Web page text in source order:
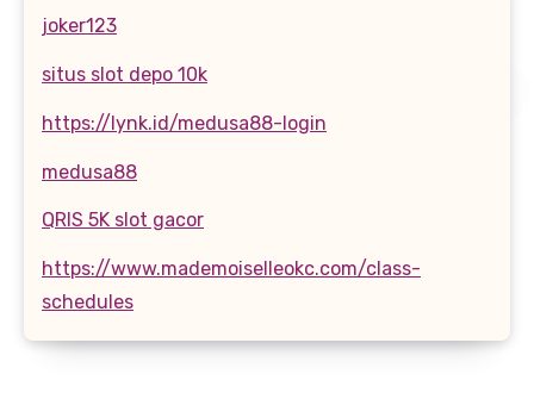
joker123
situs slot depo 10k
https://lynk.id/medusa88-login
medusa88
QRIS 5K slot gacor
https://www.mademoiselleokc.com/class-
schedules